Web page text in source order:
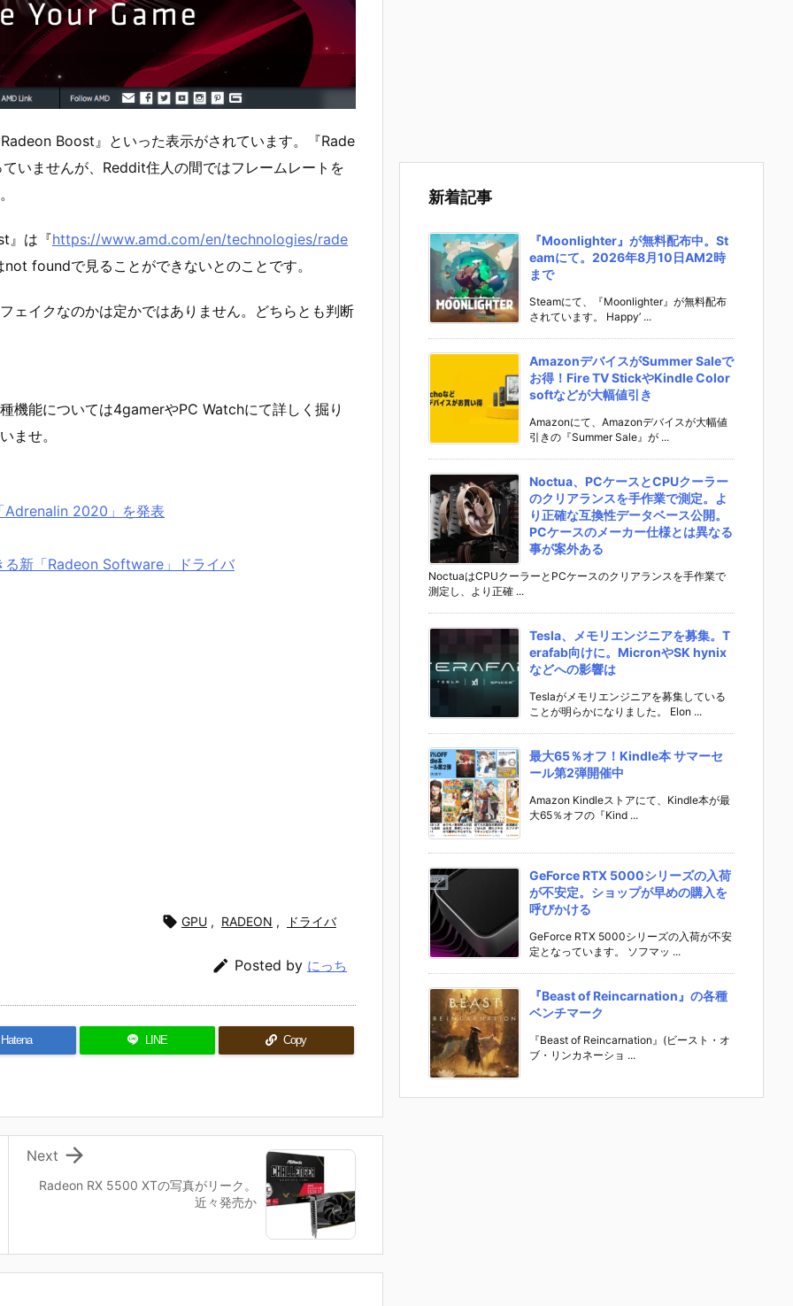
Boost』といった表示がされています。『Rade
いませんが、Reddit住人の間ではフレームレートを
』は『https://www.amd.com/en/technologies/rade
foundで見ることができないとのことです。
ェイクなのかは定かではありません。どちらとも判断
機能については4gamerやPC Watchにて詳しく掘り
ませ。
Adrenalin 2020」を発表
る新「Radeon Software」ドライバ
 GPU , RADEON , ドライバ
 Posted by にっち
Hatena LINE Copy
Radeon RX 5500 XTの写真がリーク。
近々発売か

Next
新着記事
『Moonlighter』が無料配布中。St
eamにて。2026年8月10日AM2時
まで
Steamにて、『Moonlighter』が無料配布
されています。 Happy’ ...
AmazonデバイスがSummer Saleで
お得！Fire TV StickやKindle Color
softなどが大幅値引き
Amazonにて、Amazonデバイスが大幅値
引きの『Summer Sale』が ...
Noctua、PCケースとCPUクーラー
のクリアランスを手作業で測定。よ
り正確な互換性データベース公開。
PCケースのメーカー仕様とは異なる
事が案外ある
NoctuaはCPUクーラーとPCケースのクリアランスを手作業で
測定し、より正確 ...
Tesla、メモリエンジニアを募集。T
erafab向けに。MicronやSK hynix
などへの影響は
Teslaがメモリエンジニアを募集している
ことが明らかになりました。 Elon ...
最大65％オフ！Kindle本 サマーセ
ール第2弾開催中
Amazon Kindleストアにて、Kindle本が最
大65％オフの『Kind ...
GeForce RTX 5000シリーズの入荷
が不安定。ショップが早めの購入を
呼びかける
GeForce RTX 5000シリーズの入荷が不安
定となっています。 ソフマッ ...
『Beast of Reincarnation』の各種
ベンチマーク
『Beast of Reincarnation』(ビースト・オ
ブ・リンカネーショ ...